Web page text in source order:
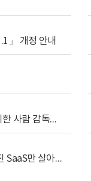
」 개정 안내
[AI.GOV 이슈리포트 2026-1호]공공부문 AI 통제를 위한 사람 감독의 해외 사례 분석 및 시사점
[디지털서비스 이슈리포트2026-7] 워크플로우를 가진 SaaS만 살아남는다